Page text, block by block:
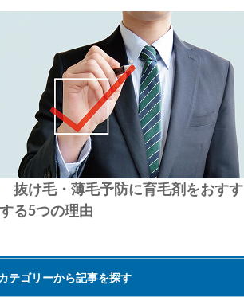
抜け毛・薄毛予防に育毛剤をおすす
る5つの理由
テゴリーから記事を探す